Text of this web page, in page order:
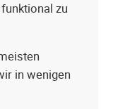
zu
in wenigen